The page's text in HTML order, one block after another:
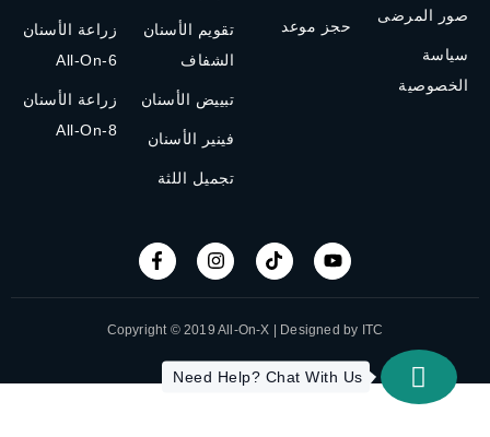
زراعة الأسنان
All-On-6
زراعة الأسنان
All-On-8
تقويم الأسنان
الشفاف
تبييض الأسنان
فينير الأسنان
تجميل اللثة
حجز موعد
صور المرضى
سياسة
الخصوصية
Copyright © 2019 All-On-X | Designed by ITC
Need Help? Chat With Us